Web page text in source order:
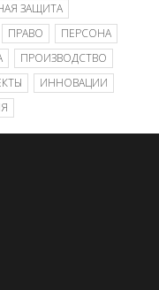
ЗАЩИТА
ПРАВО
ПЕРСОНА
ПРОИЗВОДСТВО
ИННОВАЦИИ